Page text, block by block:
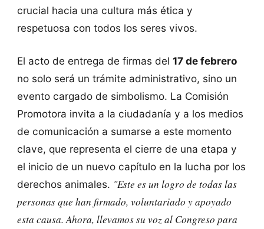
crucial hacia una cultura más ética y
respetuosa con todos los seres vivos.
El acto de entrega de firmas del 17 de febrero
no solo será un trámite administrativo, sino un
evento cargado de simbolismo. La Comisión
Promotora invita a la ciudadanía y a los medios
de comunicación a sumarse a este momento
clave, que representa el cierre de una etapa y
el inicio de un nuevo capítulo en la lucha por los
derechos animales. "Este es un logro de todas las
personas que han firmado, voluntariado y apoyado
esta causa. Ahora, llevamos su voz al Congreso para